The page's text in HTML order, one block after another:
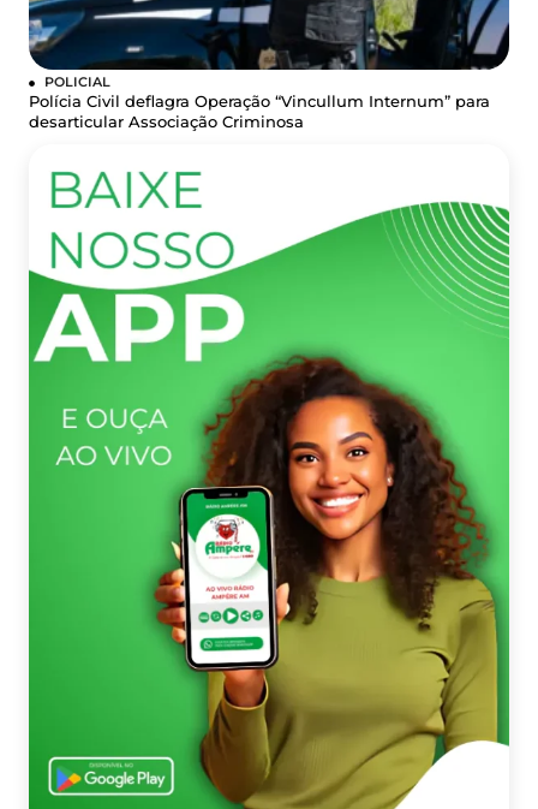
POLICIAL
Polícia Civil deflagra Operação “Vincullum Internum” para
desarticular Associação Criminosa